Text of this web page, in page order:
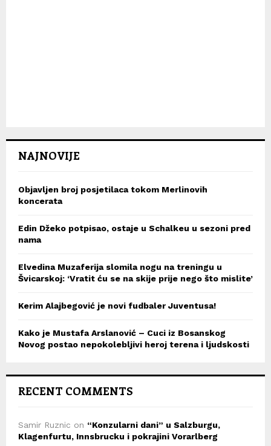
NAJNOVIJE
Objavljen broj posjetilaca tokom Merlinovih
koncerata
Edin Džeko potpisao, ostaje u Schalkeu u sezoni pred
nama
Elvedina Muzaferija slomila nogu na treningu u
Švicarskoj: ‘Vratit ću se na skije prije nego što mislite’
Kerim Alajbegović je novi fudbaler Juventusa!
Kako je Mustafa Arslanović – Cuci iz Bosanskog
Novog postao nepokolebljivi heroj terena i ljudskosti
RECENT COMMENTS
Samir Ruznic on “Konzularni dani” u Salzburgu,
Klagenfurtu, Innsbrucku i pokrajini Vorarlberg